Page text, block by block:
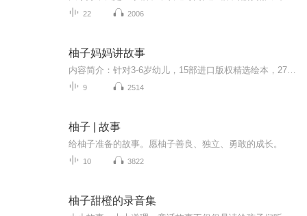
22 2006
柚子妈妈讲故事
9 2514
柚子 | 故事
给柚子准备的故事。愿柚子善良、独立、勇敢的成长。
10 3822
柚子甜橙的录音集